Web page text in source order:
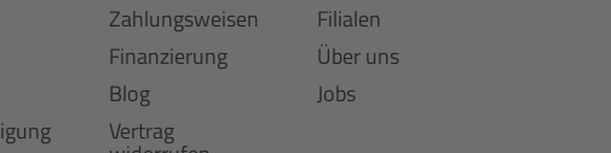
Zahlungsweisen
Finanzierung
Blog
Vertrag
Filialen
Über uns
Jobs